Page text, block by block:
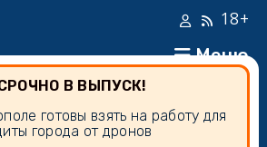
Меню
18+
В ВЫПУСК!
готовы взять на работу для
города от дронов